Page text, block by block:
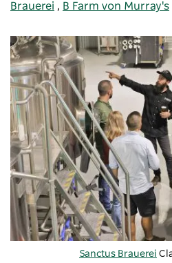
Brauerei , B Farm von Murray's
Sanctus Brauerei